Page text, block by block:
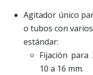
Agitador único
o tubos con
estándar:
Fijación para
10 a 16 mm.